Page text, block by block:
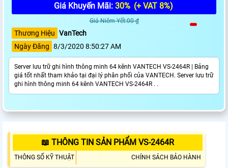
Giá Khuyến Mãi: 30% (+ VAT 8%)
Giá Niêm Yết:00 ₫
Thương Hiệu VanTech
Ngày Đăng 8/3/2020 8:50:27 AM
Server lưu trữ ghi hình thông minh 64 kênh VANTECH VS-2464R | Bảng
giá tốt nhất tham khảo tại đại lý phân phối của VANTECH. Server lưu trữ
ghi hình thông minh 64 kênh VANTECH VS-2464R . .
📖 THÔNG TIN SẢN PHẨM VS-2464R
THÔNG SỐ KỸ THUẬT CHÍNH SÁCH BẢO HÀNH